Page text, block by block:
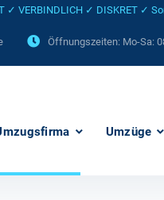
✓ VERBINDLICH ✓ DISKRET ✓
Öffnungszeiten: Mo-Sa:
Umzüge